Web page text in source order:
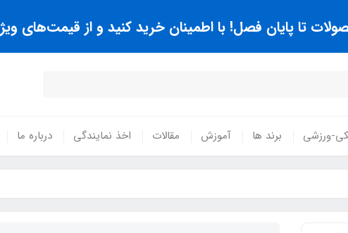
تا پایان فصل! با اطمینان خرید کنید و از قیمت‌های
ورزشی برند ها آموزش مقالات اخذ نمایندگی درباره ما